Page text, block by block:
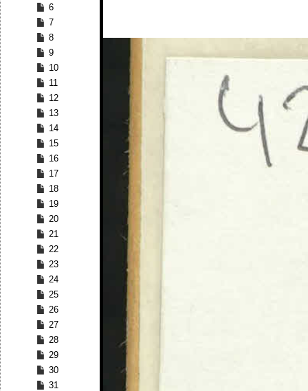
6
7
8
9
10
11
12
13
14
15
16
17
18
19
20
21
22
23
24
25
26
27
28
29
30
31